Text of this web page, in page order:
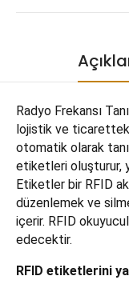
Radyo Frekansı
lojistik ve
otomatik olarak
etiketleri oluşturur,
Etiketler bir RFID
düzenlemek ve
içerir. RFID
edecektir.
RFID etiketlerini